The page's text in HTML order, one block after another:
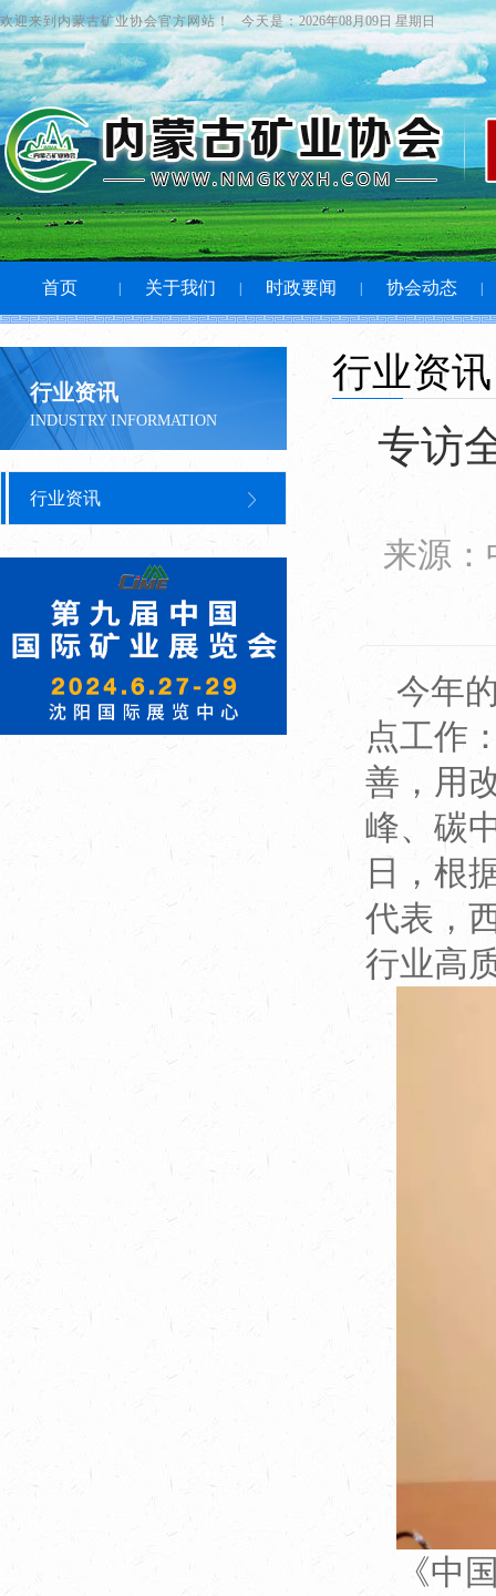
欢迎来到内蒙古矿业协会官方网站！ 今天是：2026年08月09日 星期日
首页 关于我们 时政要闻 协会动态
行业资讯
INDUSTRY INFORMATION
行业资讯
行业资讯
专访
来源：
今年
点工作
善，用
峰、碳
日，根
代表，
行业高
《中